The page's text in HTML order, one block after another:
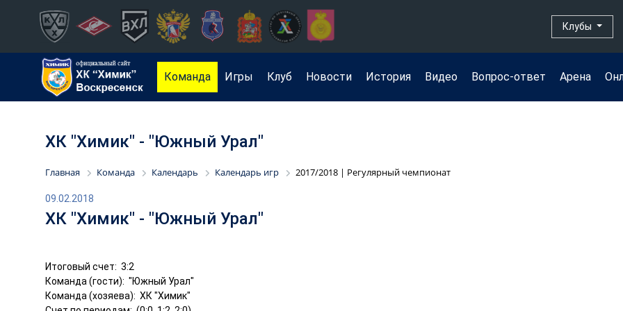
Клубы
Команда Игры Клуб Новости История Видео Вопрос-ответ Арена
ХК "Химик" - "Южный Урал"
Главная Команда Календарь Календарь игр 2017/2018 | Регулярный чемпионат
09.02.2018
ХК "Химик" - "Южный Урал"
Итоговый счет: 3:2
Команда (гости): "Южный Урал"
Команда (хозяева): ХК "Химик"